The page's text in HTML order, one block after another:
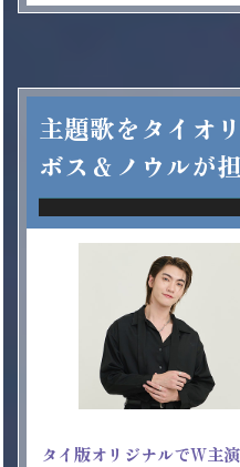
主題歌をタイオ
ボス＆ノウルが
タイ版オリジナルでW主演